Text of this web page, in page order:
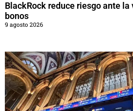
BlackRock reduce riesgo ante
bonos
9 agosto 2026